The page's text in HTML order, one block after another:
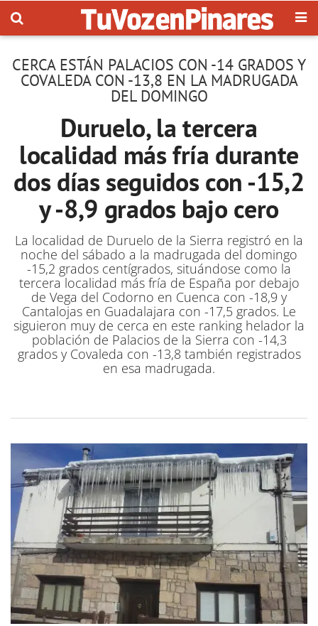
CERCA ESTÁN PALACIOS CON -14 GRADOS Y
COVALEDA CON -13,8 EN LA MADRUGADA
DEL DOMINGO
Duruelo, la tercera
localidad más fría durante
dos días seguidos con -15,2
y -8,9 grados bajo cero
La localidad de Duruelo de la Sierra registró en la
noche del sábado a la madrugada del domingo
-15,2 grados centígrados, situándose como la
tercera localidad más fría de España por debajo
de Vega del Codorno en Cuenca con -18,9 y
Cantalojas en Guadalajara con -17,5 grados. Le
siguieron muy de cerca en este ranking helador la
población de Palacios de la Sierra con -14,3
grados y Covaleda con -13,8 también registrados
en esa madrugada.